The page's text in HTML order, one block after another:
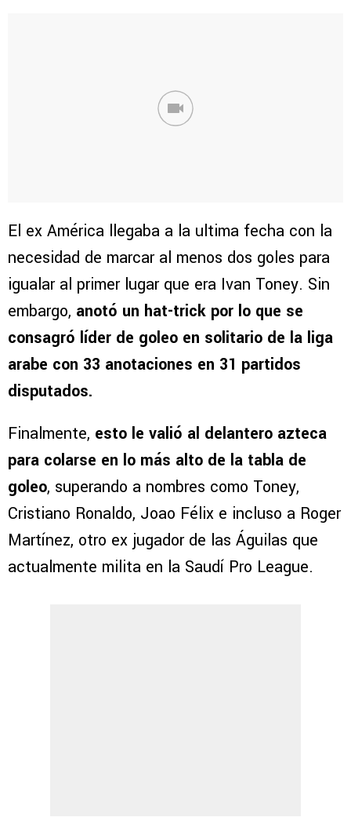
El ex América llegaba a la ultima fecha con la
necesidad de marcar al menos dos goles para
igualar al primer lugar que era Ivan Toney. Sin
embargo, anotó un hat-trick por lo que se
consagró líder de goleo en solitario de la liga
arabe con 33 anotaciones en 31 partidos
disputados.
Finalmente, esto le valió al delantero azteca
para colarse en lo más alto de la tabla de
goleo, superando a nombres como Toney,
Cristiano Ronaldo, Joao Félix e incluso a Roger
Martínez, otro ex jugador de las Águilas que
actualmente milita en la Saudí Pro League.